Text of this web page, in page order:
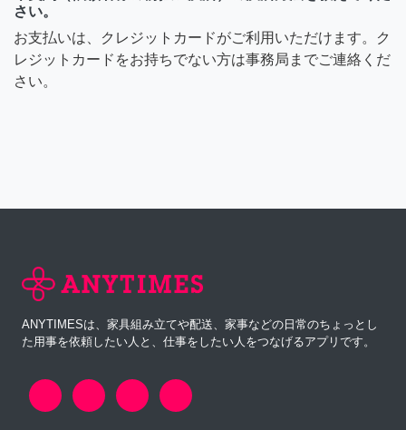
さい。
お支払いは、クレジットカードがご利用いただけます。ク
レジットカードをお持ちでない方は事務局までご連絡くだ
さい。
ANYTIMESは、家具組み立てや配送、家事などの日常のちょっとし
た用事を依頼したい人と、仕事をしたい人をつなげるアプリです。